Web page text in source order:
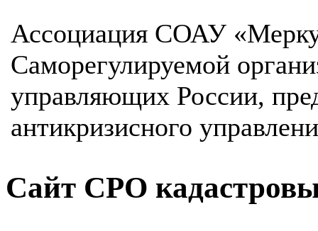
Ассоциация СОАУ
Саморегулируемой
управляющих России,
антикризисного
Сайт СРО